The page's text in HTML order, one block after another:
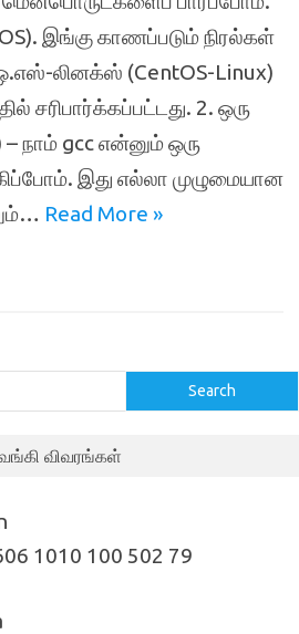
இங்கு காணப்படும் நிரல்கள்
லினக்ஸ் (CentOS-Linux)
சரிபார்க்கப்பட்டது. 2. ஒரு
நாம் gcc என்னும் ஒரு
இது எல்லா முழுமையான
Read More »
Search
விவரங்கள்
1010 100 502 79